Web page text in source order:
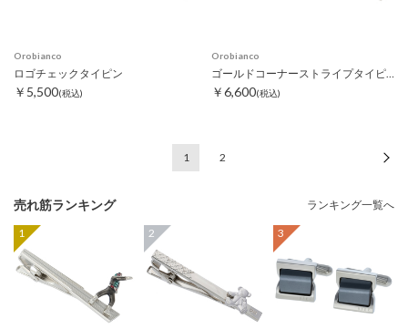
Orobianco
ロゴチェックタイピン
￥5,500(税込)
Orobianco
ゴールドコーナーストライプタイピン
￥6,600(税込)
1 2
売れ筋ランキング ランキング一覧へ
1 2 3